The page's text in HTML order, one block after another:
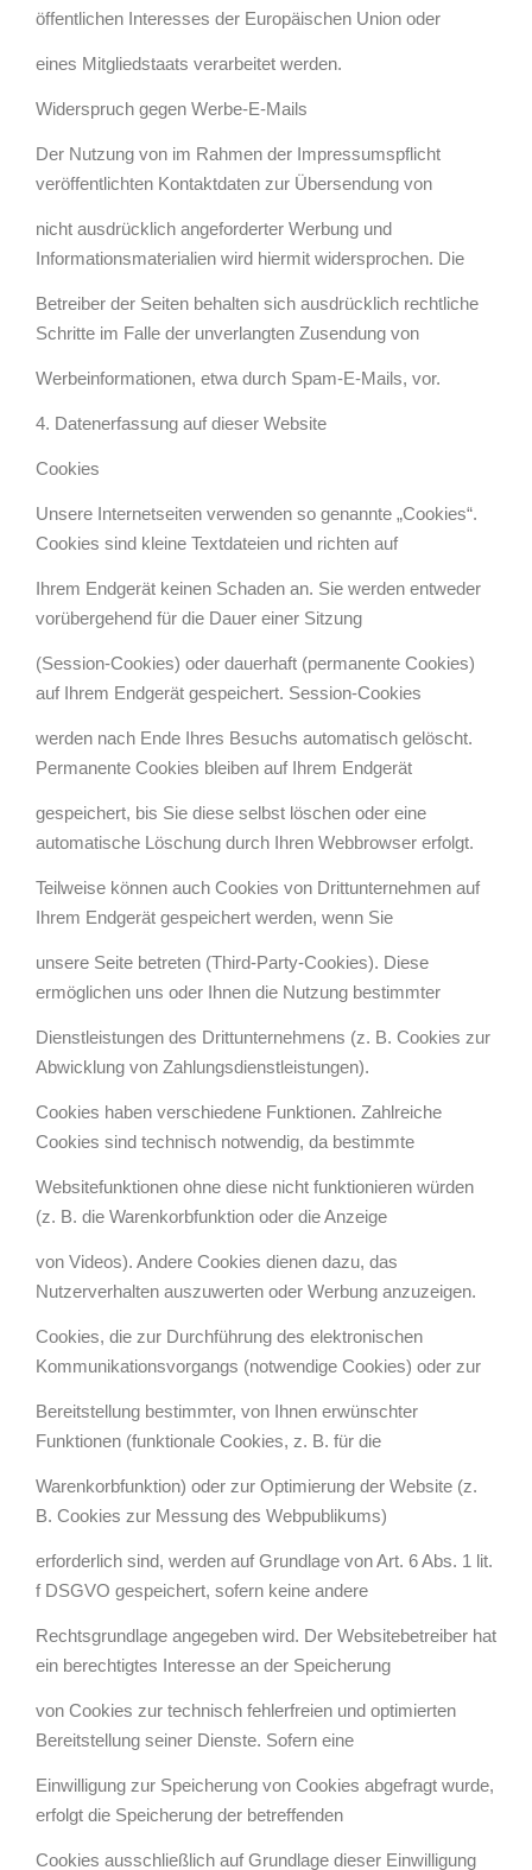
öffentlichen Interesses der Europäischen Union oder
eines Mitgliedstaats verarbeitet werden.
Widerspruch gegen Werbe-E-Mails
Der Nutzung von im Rahmen der Impressumspflicht
veröffentlichten Kontaktdaten zur Übersendung von
nicht ausdrücklich angeforderter Werbung und
Informationsmaterialien wird hiermit widersprochen. Die
Betreiber der Seiten behalten sich ausdrücklich rechtliche
Schritte im Falle der unverlangten Zusendung von
Werbeinformationen, etwa durch Spam-E-Mails, vor.
4. Datenerfassung auf dieser Website
Cookies
Unsere Internetseiten verwenden so genannte „Cookies“.
Cookies sind kleine Textdateien und richten auf
Ihrem Endgerät keinen Schaden an. Sie werden entweder
vorübergehend für die Dauer einer Sitzung
(Session-Cookies) oder dauerhaft (permanente Cookies)
auf Ihrem Endgerät gespeichert. Session-Cookies
werden nach Ende Ihres Besuchs automatisch gelöscht.
Permanente Cookies bleiben auf Ihrem Endgerät
gespeichert, bis Sie diese selbst löschen oder eine
automatische Löschung durch Ihren Webbrowser erfolgt.
Teilweise können auch Cookies von Drittunternehmen auf
Ihrem Endgerät gespeichert werden, wenn Sie
unsere Seite betreten (Third-Party-Cookies). Diese
ermöglichen uns oder Ihnen die Nutzung bestimmter
Dienstleistungen des Drittunternehmens (z. B. Cookies zur
Abwicklung von Zahlungsdienstleistungen).
Cookies haben verschiedene Funktionen. Zahlreiche
Cookies sind technisch notwendig, da bestimmte
Websitefunktionen ohne diese nicht funktionieren würden
(z. B. die Warenkorbfunktion oder die Anzeige
von Videos). Andere Cookies dienen dazu, das
Nutzerverhalten auszuwerten oder Werbung anzuzeigen.
Cookies, die zur Durchführung des elektronischen
Kommunikationsvorgangs (notwendige Cookies) oder zur
Bereitstellung bestimmter, von Ihnen erwünschter
Funktionen (funktionale Cookies, z. B. für die
Warenkorbfunktion) oder zur Optimierung der Website (z.
B. Cookies zur Messung des Webpublikums)
erforderlich sind, werden auf Grundlage von Art. 6 Abs. 1 lit.
f DSGVO gespeichert, sofern keine andere
Rechtsgrundlage angegeben wird. Der Websitebetreiber hat
ein berechtigtes Interesse an der Speicherung
von Cookies zur technisch fehlerfreien und optimierten
Bereitstellung seiner Dienste. Sofern eine
Einwilligung zur Speicherung von Cookies abgefragt wurde,
erfolgt die Speicherung der betreffenden
Cookies ausschließlich auf Grundlage dieser Einwilligung